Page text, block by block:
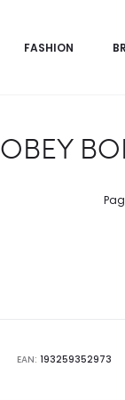
FASHION
OBEY
EAN: 193259352973